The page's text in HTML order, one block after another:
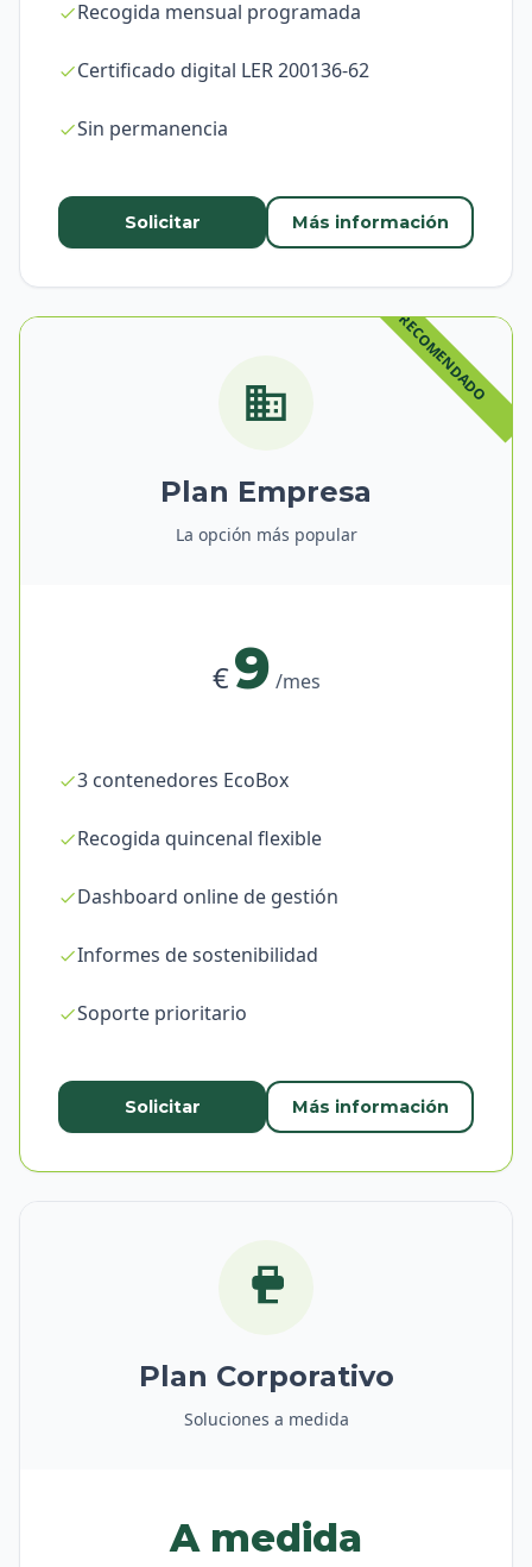
Recogida mensual programada
Certificado digital LER 200136-62
Sin permanencia
Solicitar Más información
Plan Empresa
La opción más popular
€9 /mes
3 contenedores EcoBox
Recogida quincenal flexible
Dashboard online de gestión
Informes de sostenibilidad
Soporte prioritario
Solicitar Más información
Plan Corporativo
Soluciones a medida
A medida